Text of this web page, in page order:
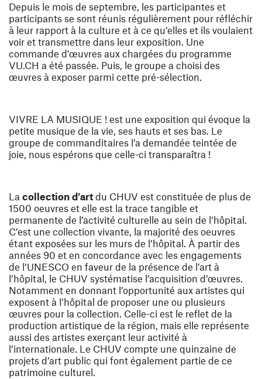
Depuis le mois de septembre, les participantes et
participants se sont réunis régulièrement pour réfléchir
à leur rapport à la culture et à ce qu’elles et ils voulaient
voir et transmettre dans leur exposition. Une
commande d'œuvres aux chargées du programme
VU.CH a été passée. Puis, le groupe a choisi des
œuvres à exposer parmi cette pré-sélection.
VIVRE LA MUSIQUE ! est une exposition qui évoque la
petite musique de la vie, ses hauts et ses bas. Le
groupe de commanditaires l’a demandée teintée de
joie, nous espérons que celle-ci transparaîtra !
La collection d’art du CHUV est constituée de plus de
1500 oeuvres et elle est la trace tangible et
permanente de l’activité culturelle au sein de l’hôpital.
C’est une collection vivante, la majorité des oeuvres
étant exposées sur les murs de l’hôpital. À partir des
années 90 et en concordance avec les engagements
de l’UNESCO en faveur de la présence de l’art à
l’hôpital, le CHUV systématise l’acquisition d’œuvres.
Notamment en donnant l’opportunité aux artistes qui
exposent à l’hôpital de proposer une ou plusieurs
œuvres pour la collection. Celle-ci est le reflet de la
production artistique de la région, mais elle représente
aussi des artistes exerçant leur activité à
l’internationale. Le CHUV compte une quinzaine de
projets d’art public qui font également partie de ce
patrimoine culturel.